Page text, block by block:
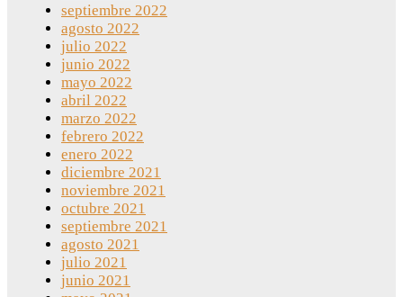
septiembre 2022
agosto 2022
julio 2022
junio 2022
mayo 2022
abril 2022
marzo 2022
febrero 2022
enero 2022
diciembre 2021
noviembre 2021
octubre 2021
septiembre 2021
agosto 2021
julio 2021
junio 2021